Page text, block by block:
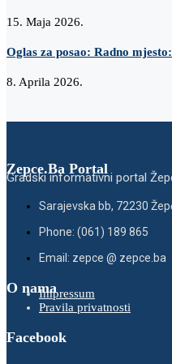
15. Maja 2026.
Oglas za posao: Radno
8. Aprila 2026.
Zepce.Ba Portal
Gradski informativni portal
Sarajevska bb, 72230
Phone: (061) 189 865
Email: zepce @ zepce.ba
O namaImpressum
Pravila privatnosti
Facebook